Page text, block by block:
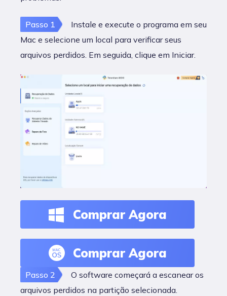
Passo 1
Instale e execute o programa em seu
Mac e selecione um local para verificar seus
arquivos perdidos. Em seguida, clique em Iniciar.
Comprar Agora
Comprar Agora
Passo 2
O software começará a escanear os
arquivos perdidos na partição selecionada.